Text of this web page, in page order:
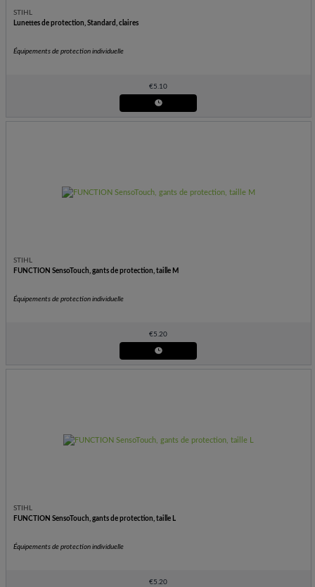
STIHL
Lunettes de protection, Standard, claires
Équipements de protection individuelle
€5.10
STIHL
FUNCTION SensoTouch, gants de protection, taille M
Équipements de protection individuelle
€5.20
STIHL
FUNCTION SensoTouch, gants de protection, taille L
Équipements de protection individuelle
€5.20